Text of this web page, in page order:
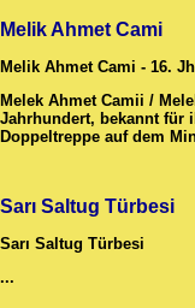
Melik Ahmet Cami
Melik Ahmet Cami - 16.
Melek Ahmet Camii /
Jahrhundert, bekannt für
Doppeltreppe auf dem
Sarı Saltug Türbesi
Sarı Saltug Türbesi
...